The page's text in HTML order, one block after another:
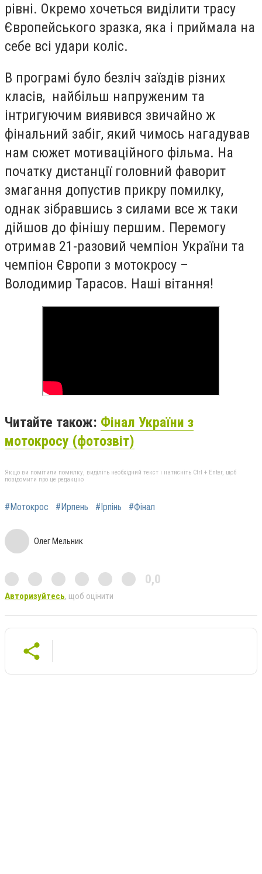
рівні. Окремо хочеться виділити трасу
Європейського зразка, яка і приймала на
себе всі удари коліс.
В програмі було безліч заїздів різних
класів, найбільш напруженим та
інтригуючим виявився звичайно ж
фінальний забіг, який чимось нагадував
нам сюжет мотиваційного фільма. На
початку дистанції головний фаворит
змагання допустив прикру помилку,
однак зібравшись з силами все ж таки
дійшов до фінішу першим. Перемогу
отримав 21-разовий чемпіон України та
чемпіон Європи з мотокросу –
Володимир Тарасов. Наші вітання!
Читайте також: Фінал України з
мотокросу (фотозвіт)
Якщо ви помітили помилку, виділіть необхідний текст і натисніть Ctrl + Enter, щоб
повідомити про це редакцію
#Мотокрос #Ирпень #Ірпінь #Фінал
Олег Мельник
0,0
Авторизуйтесь, щоб оцінити